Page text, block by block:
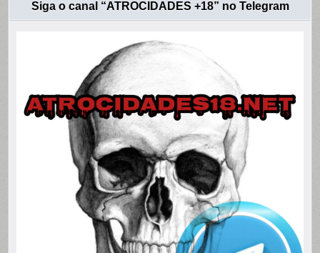
Siga o canal “ATROCIDADES +18” no Telegram